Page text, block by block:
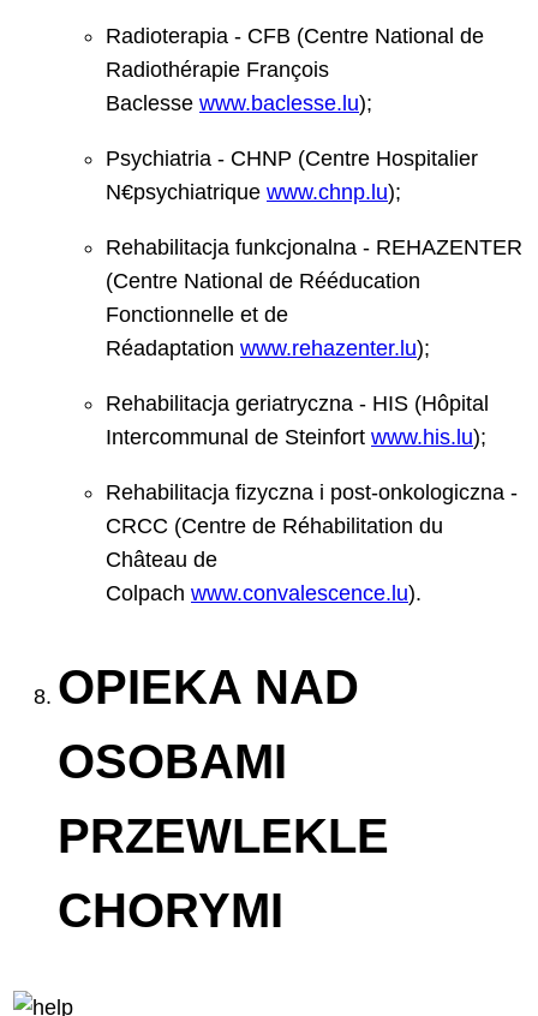
Radioterapia - CFB (Centre National de
Radiothérapie François
Baclesse www.baclesse.lu);
Psychiatria - CHNP (Centre Hospitalier
N€psychiatrique www.chnp.lu);
Rehabilitacja funkcjonalna - REHAZENTER
(Centre National de Rééducation
Fonctionnelle et de
Réadaptation www.rehazenter.lu);
Rehabilitacja geriatryczna - HIS (Hôpital
Intercommunal de Steinfort www.his.lu);
Rehabilitacja fizyczna i post-onkologiczna -
CRCC (Centre de Réhabilitation du
Château de
Colpach www.convalescence.lu).
OPIEKA NAD
OSOBAMI
PRZEWLEKLE
CHORYMI